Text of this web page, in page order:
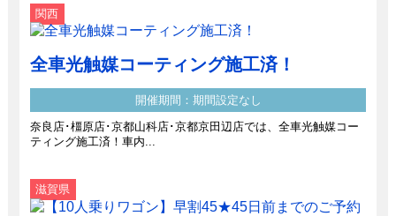
関西
全車光触媒コーティング施工済！
開催期間：期間設定なし
奈良店･橿原店･京都山科店･京都京田辺店では、全車光触媒コー
ティング施工済！車内...
滋賀県